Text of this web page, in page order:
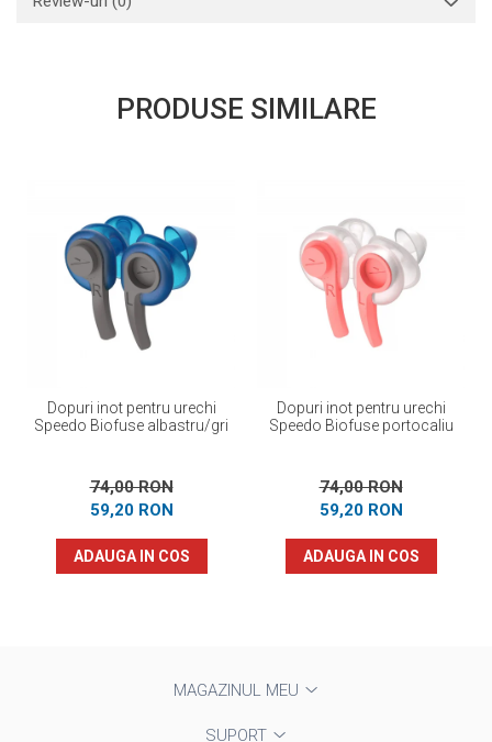
PRODUSE SIMILARE
Dopuri inot pentru urechi
Speedo Biofuse albastru/gri
74,00 RON
59,20 RON
ADAUGA IN COS
Dopuri inot pentru urechi
Speedo Biofuse portocaliu
74,00 RON
59,20 RON
ADAUGA IN COS
MAGAZINUL MEU
SUPORT